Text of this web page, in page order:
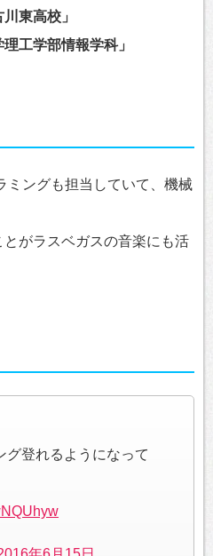
東高校」
理工学部情報学科」
ミングも担当していて、機械
がラスベガスの音楽にも活
グ登れるようになって